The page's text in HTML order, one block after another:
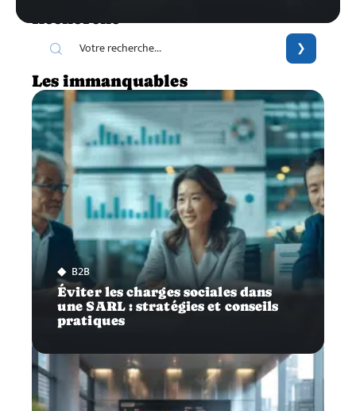
Recherche
Les immanquables
B2B
Éviter les charges sociales dans
une SARL : stratégies et conseils
pratiques